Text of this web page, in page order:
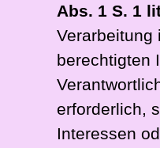
Abs. 1 S. 1
Verarbeitung
berechtigten
erforderlich,
Interessen